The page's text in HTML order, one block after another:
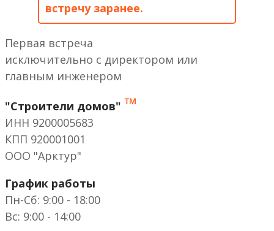
встречу заранее.
Первая встреча
исключительно с директором или
главным инженером
"Строители домов" ™
ИНН 9200005683
КПП 920001001
ООО "Арктур"
График работы
Пн-Сб: 9:00 - 18:00
Вс: 9:00 - 14:00